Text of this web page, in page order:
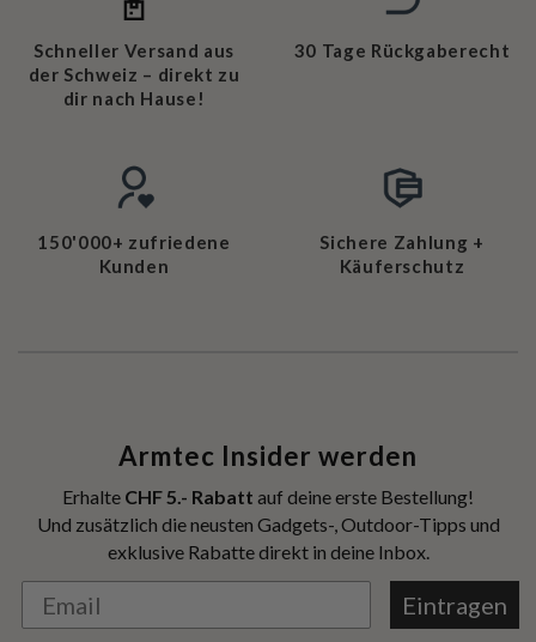
Schneller Versand aus
der Schweiz – direkt zu
dir nach Hause!
30 Tage Rückgaberecht
150'000+ zufriedene
Kunden
Sichere Zahlung +
Käuferschutz
Armtec Insider werden
Erhalte CHF 5.- Rabatt auf deine erste Bestellung!
Und zusätzlich die neusten Gadgets-, Outdoor-Tipps und
exklusive Rabatte direkt in deine Inbox.
Eintragen